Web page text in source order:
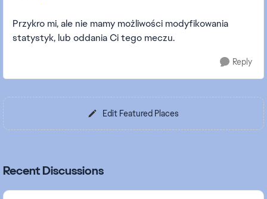
Przykro mi, ale nie mamy możliwości modyfikowania
statystyk, lub oddania Ci tego meczu.
Reply
Edit Featured Places
Recent Discussions